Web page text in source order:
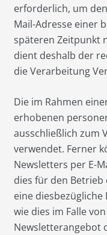
erforderlich, um
Mail-Adresse einer
späteren Zeitpunkt
dient deshalb der
die Verarbeitung
Die im Rahmen
erhobenen
ausschließlich zum
verwendet. Ferner
Newsletters per E-
dies für den
eine
wie dies im Falle
Newsletterangebot